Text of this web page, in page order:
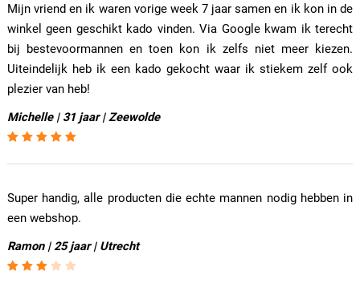
Mijn vriend en ik waren vorige week 7 jaar samen en ik kon in de
winkel geen geschikt kado vinden. Via Google kwam ik terecht
bij bestevoormannen en toen kon ik zelfs niet meer kiezen.
Uiteindelijk heb ik een kado gekocht waar ik stiekem zelf ook
plezier van heb!
Michelle | 31 jaar | Zeewolde
Super handig, alle producten die echte mannen nodig hebben in
een webshop.
Ramon | 25 jaar | Utrecht